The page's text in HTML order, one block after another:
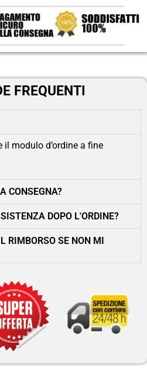
FREQUENTI
modulo d’ordine a fine
CONSEGNA?
DOPO L'ORDINE?
RIMBORSO SE NON MI